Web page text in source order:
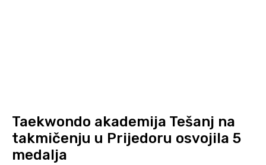
Taekwondo akademija Tešanj na
takmičenju u Prijedoru osvojila 5
medalja